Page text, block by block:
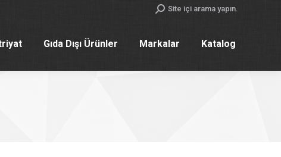
Search:Site içi arama yapın.
Gıda Dışı Ürünler Markalar Katalog